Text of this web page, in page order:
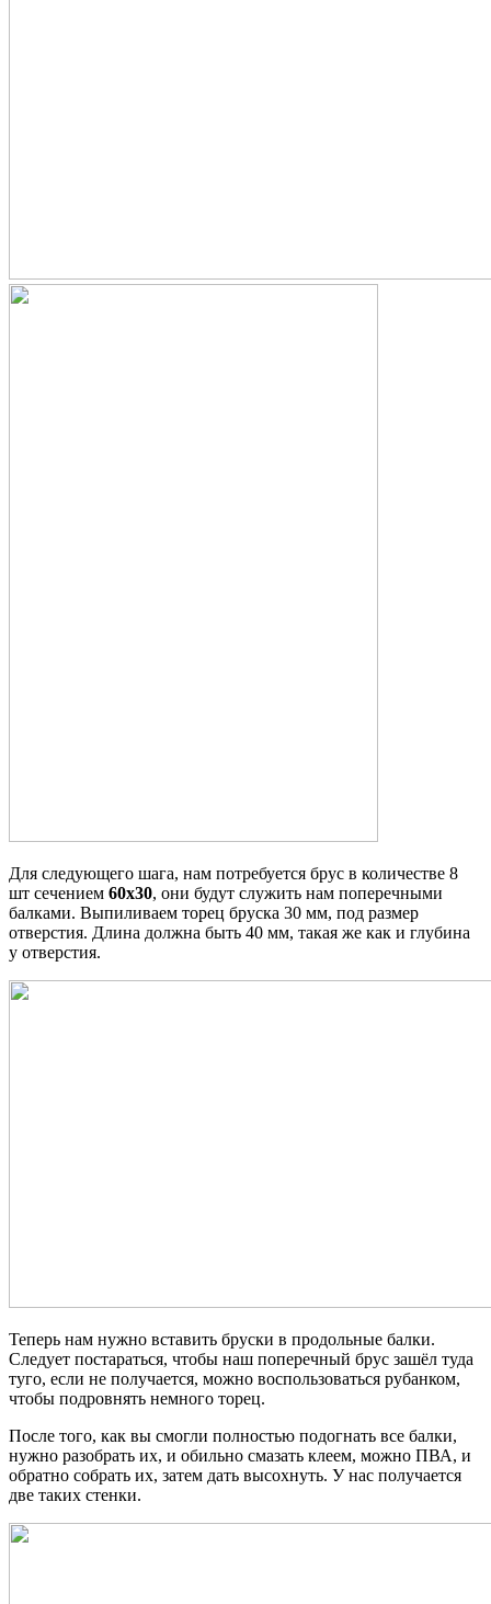
Для следующего шага, нам потребуется брус в количестве 8
шт сечением 60х30, они будут служить нам поперечными
балками. Выпиливаем торец бруска 30 мм, под размер
отверстия. Длина должна быть 40 мм, такая же как и глубина
у отверстия.
Теперь нам нужно вставить бруски в продольные балки.
Следует постараться, чтобы наш поперечный брус зашёл туда
туго, если не получается, можно воспользоваться рубанком,
чтобы подровнять немного торец.
После того, как вы смогли полностью подогнать все балки,
нужно разобрать их, и обильно смазать клеем, можно ПВА, и
обратно собрать их, затем дать высохнуть. У нас получается
две таких стенки.